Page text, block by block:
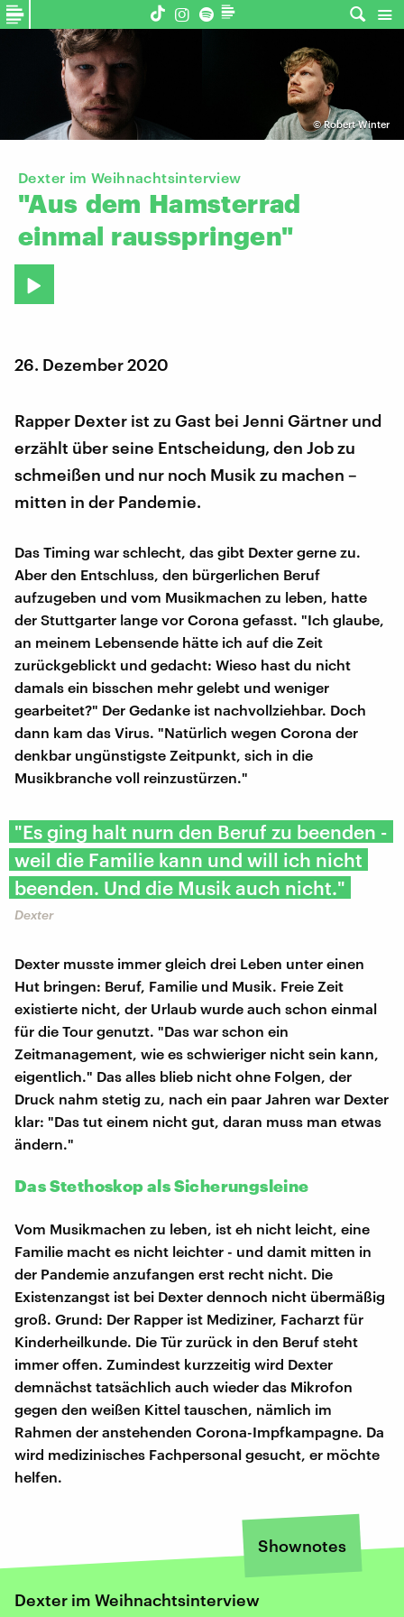
©Robert Winter
Dexter im Weihnachtsinterview
"Aus dem Hamsterrad
einmal rausspringen"
26. Dezember 2020
Rapper Dexter ist zu Gast bei Jenni Gärtner und
erzählt über seine Entscheidung, den Job zu
schmeißen und nur noch Musik zu machen –
mitten in der Pandemie.
Das Timing war schlecht, das gibt Dexter gerne zu.
Aber den Entschluss, den bürgerlichen Beruf
aufzugeben und vom Musikmachen zu leben, hatte
der Stuttgarter lange vor Corona gefasst. "Ich glaube,
an meinem Lebensende hätte ich auf die Zeit
zurückgeblickt und gedacht: Wieso hast du nicht
damals ein bisschen mehr gelebt und weniger
gearbeitet?" Der Gedanke ist nachvollziehbar. Doch
dann kam das Virus. "Natürlich wegen Corona der
denkbar ungünstigste Zeitpunkt, sich in die
Musikbranche voll reinzustürzen."
"Es ging halt nurn den Beruf zu beenden -
weil die Familie kann und will ich nicht
beenden. Und die Musik auch nicht."
Dexter
Dexter musste immer gleich drei Leben unter einen
Hut bringen: Beruf, Familie und Musik. Freie Zeit
existierte nicht, der Urlaub wurde auch schon einmal
für die Tour genutzt. "Das war schon ein
Zeitmanagement, wie es schwieriger nicht sein kann,
eigentlich." Das alles blieb nicht ohne Folgen, der
Druck nahm stetig zu, nach ein paar Jahren war Dexter
klar: "Das tut einem nicht gut, daran muss man etwas
ändern."
Das Stethoskop als Sicherungsleine
Vom Musikmachen zu leben, ist eh nicht leicht, eine
Familie macht es nicht leichter - und damit mitten in
der Pandemie anzufangen erst recht nicht. Die
Existenzangst ist bei Dexter dennoch nicht übermäßig
groß. Grund: Der Rapper ist Mediziner, Facharzt für
Kinderheilkunde. Die Tür zurück in den Beruf steht
immer offen. Zumindest kurzzeitig wird Dexter
demnächst tatsächlich auch wieder das Mikrofon
gegen den weißen Kittel tauschen, nämlich im
Rahmen der anstehenden Corona-Impfkampagne. Da
wird medizinisches Fachpersonal gesucht, er möchte
helfen.
Shownotes
Dexter im Weihnachtsinterview